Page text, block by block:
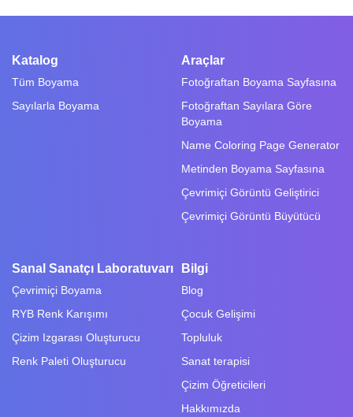
Katalog
Tüm Boyama
Sayılarla Boyama
Araçlar
Fotoğraftan Boyama Sayfasına
Fotoğraftan Sayılara Göre
Boyama
Name Coloring Page Generator
Metinden Boyama Sayfasına
Çevrimiçi Görüntü Geliştirici
Çevrimiçi Görüntü Büyütücü
Sanal Sanatçı Laboratuvarı
Çevrimiçi Boyama
RYB Renk Karışımı
Çizim Izgarası Oluşturucu
Renk Paleti Oluşturucu
Bilgi
Blog
Çocuk Gelişimi
Topluluk
Sanat terapisi
Çizim Öğreticileri
Hakkımızda